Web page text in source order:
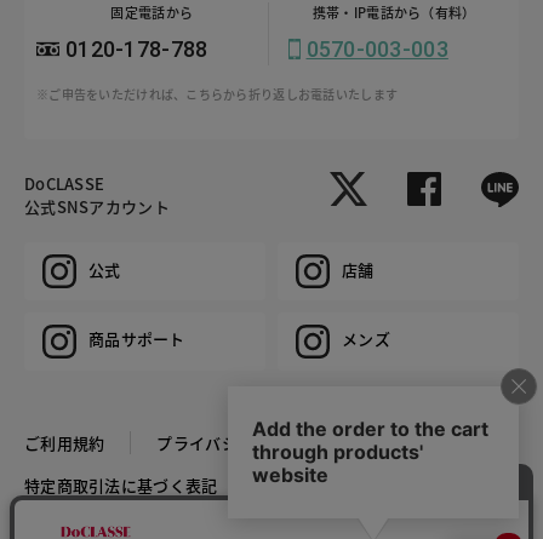
固定電話から
0120-178-788
携帯・IP電話から（有料）
0570-003-003
※ご申告をいただければ、こちらから折り返しお電話いたします
DoCLASSE
公式SNSアカウント
公式 店舗
商品サポート メンズ
ご利用規約
プライバシーポリシー
特定商取引法に基づく表記
推奨環境
COPYRIGHT © DoCLASSE ALL RIGHTS RESERVED.